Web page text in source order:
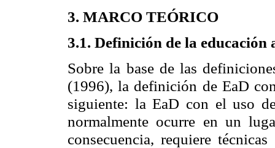
3. MARCO TEÓRICO
3.1. Definición de la educación
Sobre la base de las
(1996), la definición de EaD
siguiente: la EaD con el uso
normalmente ocurre en un
consecuencia, requiere